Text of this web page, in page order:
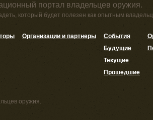
портал владельцев оружия.
который будет полезен как опытным
Организации и партнеры
События
Будущие
Текущие
Прошедшие
оружия.